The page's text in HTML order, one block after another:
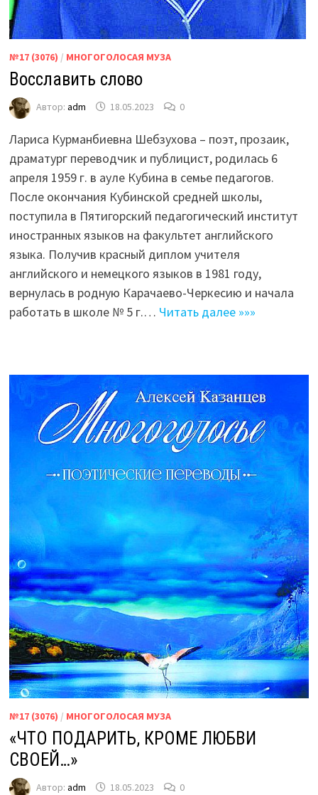
№17 (3076) / МНОГОГОЛОСАЯ МУЗА
Восславить слово
Автор: adm 18.05.2023 0
Лариса Курманбиевна Шебзухова – поэт, прозаик,
драматург переводчик и публицист, родилась 6
апреля 1959 г. в ауле Кубина в семье педагогов.
После окончания Кубинской средней школы,
поступила в Пятигорский педагогический институт
иностранных языков на факультет английского
языка. Получив красный диплом учителя
английского и немецкого языков в 1981 году,
вернулась в родную Карачаево-Черкесию и начала
работать в школе № 5 г.… Читать далее »»»
№17 (3076) / МНОГОГОЛОСАЯ МУЗА
«ЧТО ПОДАРИТЬ, КРОМЕ ЛЮБВИ
СВОЕЙ…»
Автор: adm 18.05.2023 0